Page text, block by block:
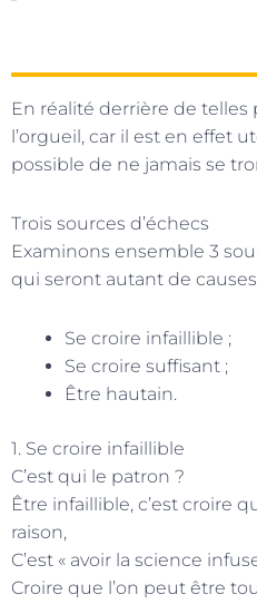
En réalité derrière de telles
l’orgueil, car il est en effet
possible de ne jamais se
Trois sources d’échecs
Examinons ensemble 3
qui seront autant de causes
Se croire infaillible ;
Se croire suffisant ;
Être hautain.
1. Se croire infaillible
C’est qui le patron ?
Être infaillible, c’est croire
raison,
C’est « avoir la science
Croire que l’on peut être